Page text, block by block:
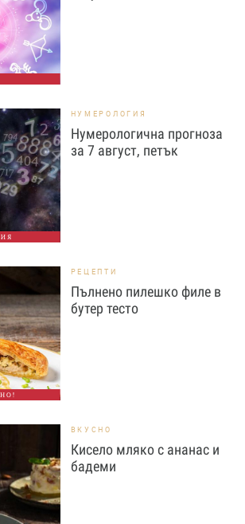
НУМЕРОЛОГИЯ
Нумерологична прогноза
за 7 август, петък
РЕЦЕПТИ
Пълнено пилешко филе в
бутер тесто
ВКУСНО
Кисело мляко с ананас и
бадеми